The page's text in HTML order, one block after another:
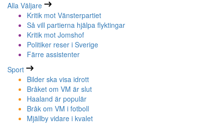
Alla Väljare
Kritik mot Vänsterpartiet
Så vill partierna hjälpa flyktingar
Kritik mot Jomshof
Politiker reser i Sverige
Färre assistenter
Sport
Bilder ska visa idrott
Bråket om VM är slut
Haaland är populär
Bråk om VM i fotboll
Mjällby vidare i kvalet